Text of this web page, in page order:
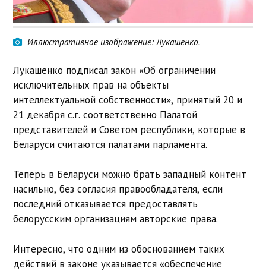
Иллюстративное изображение: Лукашенко.
Лукашенко подписал закон «Об ограничении
исключительных прав на объекты
интеллектуальной собственности», принятый 20 и
21 декабря с.г. соответственно Палатой
представителей и Советом республики, которые в
Беларуси считаются палатами парламента.
Теперь в Беларуси можно брать западный контент
насильно, без согласия правообладателя, если
последний отказывается предоставлять
белорусским организациям авторские права.
Интересно, что одним из обоснованием таких
действий в законе указывается «обеспечение